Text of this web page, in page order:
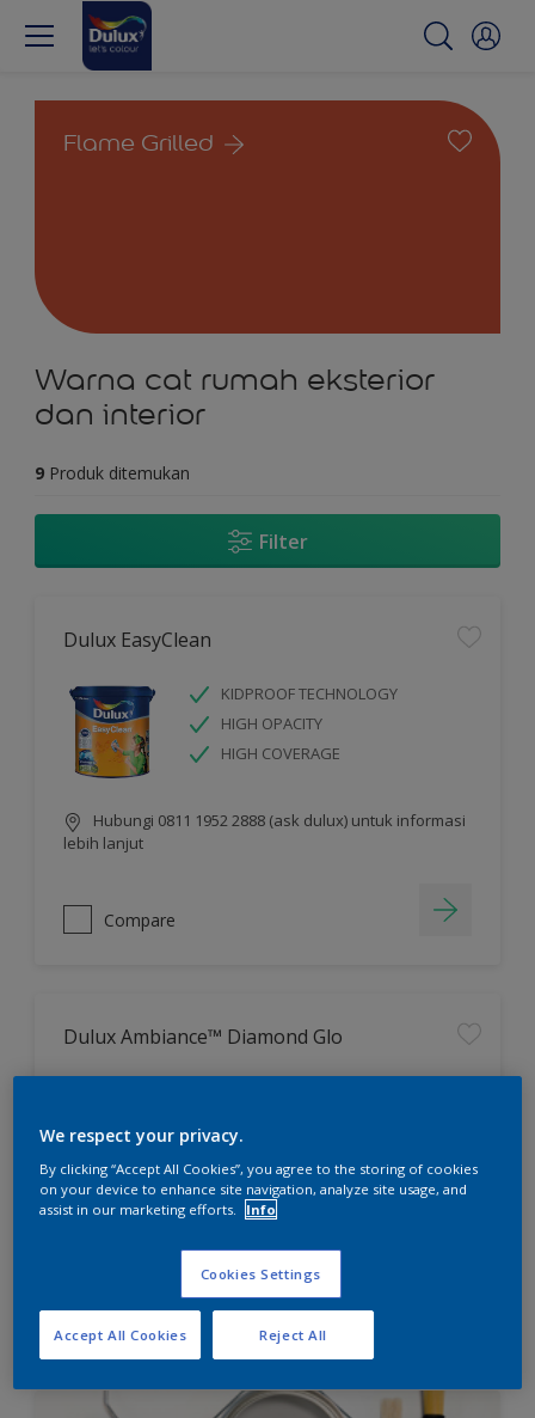
Flame Grilled
Warna cat rumah eksterior
dan interior
9 Produk ditemukan
Filter
Dulux EasyClean
KIDPROOF TECHNOLOGY
HIGH OPACITY
HIGH COVERAGE
Hubungi 0811 1952 2888 (ask dulux) untuk informasi
lebih lanjut
Compare
Dulux Ambiance™ Diamond Glo
HIGH COVERAGE
Hubungi 0811 1952 2888 (ask dulux) untuk informasi
Compare
We respect your privacy.
By clicking “Accept All Cookies”, you agree to the storing of cookies
on your device to enhance site navigation, analyze site usage, and
assist in our marketing efforts.
Info
Cookies Settings
Reject All
Accept All Cookies